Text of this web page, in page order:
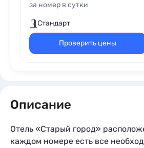
за номер в сутки
Стандарт
Проверить цены
Описание
Отель «Старый город»
каждом номере есть все